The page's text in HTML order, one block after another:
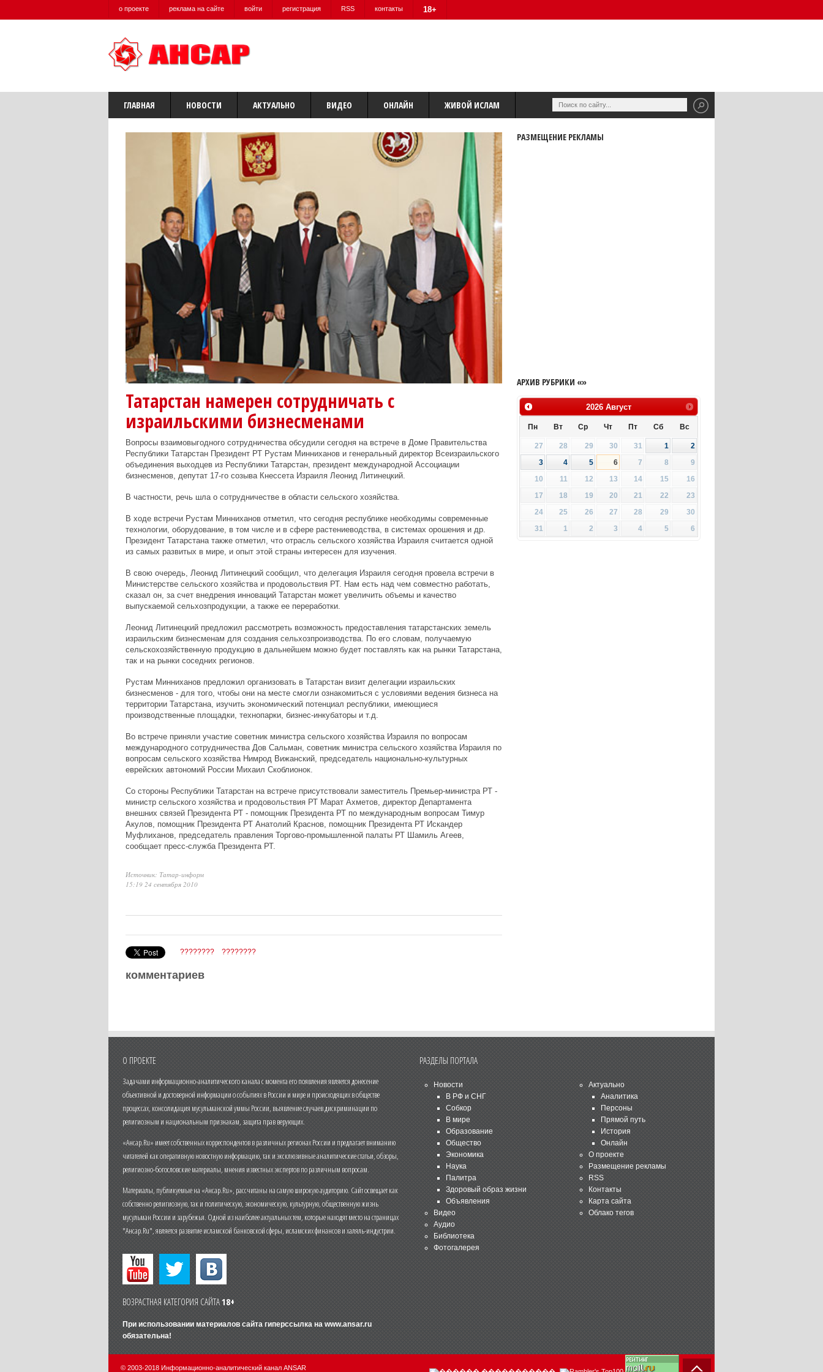
о проекте реклама на сайте войти регистрация RSS контакты 18+
ГЛАВНАЯ НОВОСТИ АКТУАЛЬНО ВИДЕО ОНЛАЙН ЖИВОЙ ИСЛАМ
Татарстан намерен сотрудничать с
израильскими бизнесменами
Вопросы взаимовыгодного сотрудничества обсудили сегодня на встрече в Доме Правительства
Республики Татарстан Президент РТ Рустам Минниханов и генеральный директор Всеизраильского
объединения выходцев из Республики Татарстан, президент международной Ассоциации
бизнесменов, депутат 17-го созыва Кнессета Израиля Леонид Литинецкий.
В частности, речь шла о сотрудничестве в области сельского хозяйства.
В ходе встречи Рустам Минниханов отметил, что сегодня республике необходимы современные
технологии, оборудование, в том числе и в сфере растениеводства, в системах орошения и др.
Президент Татарстана также отметил, что отрасль сельского хозяйства Израиля считается одной
из самых развитых в мире, и опыт этой страны интересен для изучения.
В свою очередь, Леонид Литинецкий сообщил, что делегация Израиля сегодня провела встречи в
Министерстве сельского хозяйства и продовольствия РТ. Нам есть над чем совместно работать,
сказал он, за счет внедрения инноваций Татарстан может увеличить объемы и качество
выпускаемой сельхозпродукции, а также ее переработки.
Леонид Литинецкий предложил рассмотреть возможность предоставления татарстанских земель
израильским бизнесменам для создания сельхозпроизводства. По его словам, получаемую
сельскохозяйственную продукцию в дальнейшем можно будет поставлять как на рынки Татарстана,
так и на рынки соседних регионов.
Рустам Минниханов предложил организовать в Татарстан визит делегации израильских
бизнесменов - для того, чтобы они на месте смогли ознакомиться с условиями ведения бизнеса на
территории Татарстана, изучить экономический потенциал республики, имеющиеся
производственные площадки, технопарки, бизнес-инкубаторы и т.д.
Во встрече приняли участие советник министра сельского хозяйства Израиля по вопросам
международного сотрудничества Дов Сальман, советник министра сельского хозяйства Израиля по
вопросам сельского хозяйства Нимрод Вижанский, председатель национально-культурных
еврейских автономий России Михаил Скоблионок.
Со стороны Республики Татарстан на встрече присутствовали заместитель Премьер-министра РТ -
министр сельского хозяйства и продовольствия РТ Марат Ахметов, директор Департамента
внешних связей Президента РТ - помощник Президента РТ по международным вопросам Тимур
Акулов, помощник Президента РТ Анатолий Краснов, помощник Президента РТ Искандер
Муфлиханов, председатель правления Торгово-промышленной палаты РТ Шамиль Агеев,
сообщает пресс-служба Президента РТ.
Источник: Татар-информ
15:19 24 сентября 2010
???????? ????????
комментариев
РАЗМЕЩЕНИЕ РЕКЛАМЫ
АРХИВ РУБРИКИ «»
2026 Август
Пн Вт Ср Чт Пт Сб Вс
27 28 29 30 31 1
2
3
4 5 6 7 8
9
10
11 12 13 14 15
16
17
18 19 20 21 22
23
24
25 26 27 28 29
30
31
1 2 3 4 5 6
О ПРОЕКТЕ
Задачами информационно-аналитического канала с момента его появления является донесение
объективной и достоверной информации о событиях в России и мире и происходящих в обществе
процессах, консолидация мусульманской уммы России, выявление случаев дискриминации по
религиозным и национальным признакам, защита прав верующих.
«Ансар.Ru» имеет собственных корреспондентов в различных регионах России и предлагает вниманию
читателей как оперативную новостную информацию, так и эксклюзивные аналитические статьи, обзоры,
религиозно-богословские материалы, мнения известных экспертов по различным вопросам.
Материалы, публикуемые на «Ансар.Ru», рассчитаны на самую широкую аудиторию. Сайт освещает как
собственно религиозную, так и политическую, экономическую, культурную, общественную жизнь
мусульман России и зарубежья. Одной из наиболее актуальных тем, которые находят место на страницах
"Ансар.Ru", является развитие исламской банковской сферы, исламских финансов и халяль-индустрии.
ВОЗРАСТНАЯ КАТЕГОРИЯ САЙТА18+
При использовании материалов сайта гиперссылка на www.ansar.ru
обязательна!
РАЗДЕЛЫ ПОРТАЛА
Новости
В РФ и СНГ
Собкор
В мире
Образование
Общество
Экономика
Наука
Палитра
Здоровый образ жизни
Объявления
Видео
Аудио
Библиотека
Фотогалерея
Актуально
Аналитика
Персоны
Прямой путь
История
Онлайн
О проекте
Размещение рекламы
RSS
Контакты
Карта сайта
Облако тегов
© 2003-2018 Информационно-аналитический канал ANSAR